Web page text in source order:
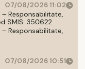
07/08/2026 11:02
– Responsabilitate,
SMIS: 350622
– Responsabilitate,
07/08/2026 10:51